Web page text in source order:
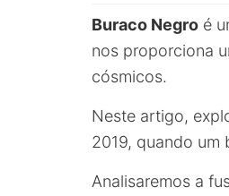
Buraco Negro é
nos proporciona
cósmicos.
Neste artigo,
2019, quando um
Analisaremos a